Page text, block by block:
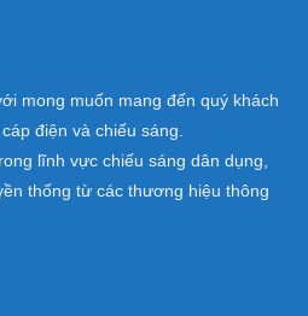
mong muốn mang đến quý khách
điện và chiếu sáng.
lĩnh vực chiếu sáng dân dụng,
thống từ các thương hiệu thông